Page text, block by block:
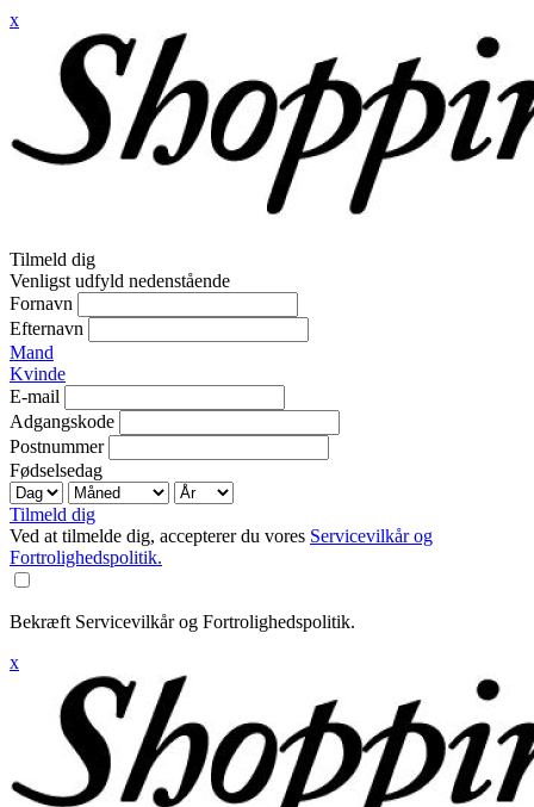
x
Tilmeld dig
Venligst udfyld nedenstående
Fornavn
Efternavn
Mand
Kvinde
E-mail
Adgangskode
Postnummer
Fødselsedag
Tilmeld dig
Ved at tilmelde dig, accepterer du vores Servicevilkår og
Fortrolighedspolitik.
Bekræft Servicevilkår og Fortrolighedspolitik.
x